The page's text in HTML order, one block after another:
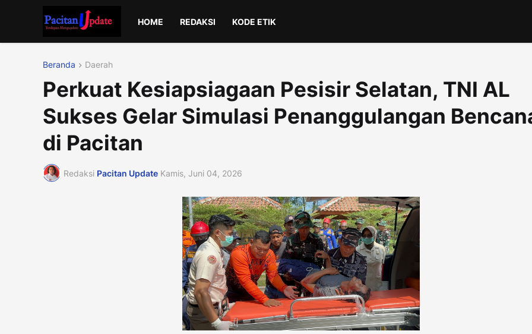
HOME REDAKSI KODE ETIK
Beranda Daerah
Perkuat Kesiapsiagaan Pesisir Selatan, TNI AL
Sukses Gelar Simulasi Penanggulangan
di Pacitan
Redaksi Pacitan Update Kamis, Juni 04, 2026